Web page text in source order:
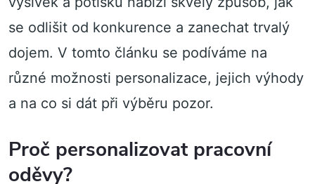
se odlišit od konkurence a zanechat trvalý
dojem. V tomto článku se podíváme na
různé možnosti personalizace, jejich výhody
a na co si dát při výběru pozor.
Proč personalizovat pracovní
oděvy?